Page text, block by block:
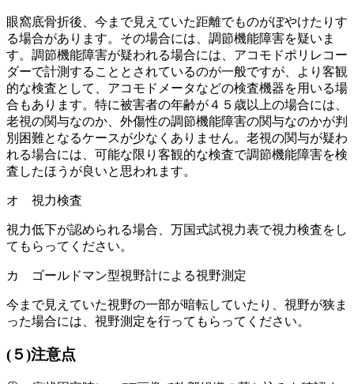
眼窩底骨折後、今まで見えていた距離でものがぼやけたりす
る場合があります。その場合には、調節機能障害を疑いま
す。調節機能障害が疑われる場合には、アコモドポリレコー
ダーで計測することとされているのが一般ですが、より客観
的な検査として、アコモドメータなどの検査機器を用いる場
合もあります。特に被害者の年齢が４５歳以上の場合には、
老視の関与なのか、外傷性の調節機能障害の関与なのかが判
別困難となるケースが少なくありません。老視の関与が疑わ
れる場合には、可能な限り客観的な検査で調節機能障害を検
査したほうが良いと思われます。
オ 視力検査
視力低下が認められる場合、万国式試視力表で視力検査をし
てもらってください。
カ ゴールドマン型視野計による視野測定
今まで見えていた視野の一部が暗転していたり、視野が狭ま
った場合には、視野測定を行ってもらってください。
(５)注意点